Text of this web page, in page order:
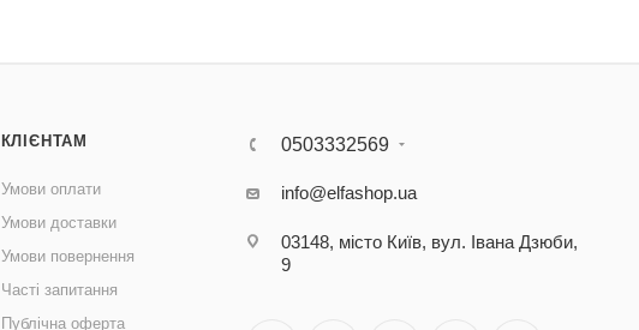
КЛІЄНТАМ
Умови оплати
Умови доставки
Умови повернення
Часті запитання
Публічна оферта
0503332569
info@elfashop.ua
03148, місто Київ, вул. Івана Дзюби,
9